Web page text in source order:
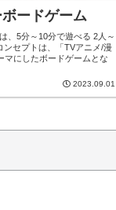
ードゲーム
、5分～10分で遊べる 2人～
セプトは、「TVアニメ/漫
マにしたボードゲームとな
2023.09.01